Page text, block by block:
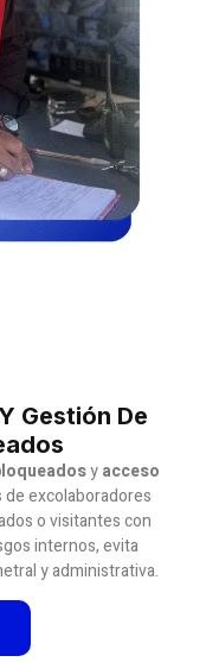
Gestión De
yacceso
excolaboradores
o visitantes con
internos, evita
y administrativa.